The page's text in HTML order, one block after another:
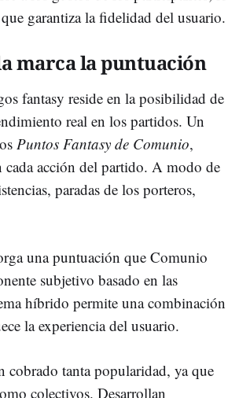
garantiza la fidelidad del usuario.
marca la puntuación
fantasy reside en la posibilidad de
real en los partidos. Un
Puntos Fantasy de Comunio,
cada acción del partido. A modo de
paradas de los porteros,
una puntuación que Comunio
subjetivo basado en las
híbrido permite una combinación
la experiencia del usuario.
cobrado tanta popularidad, ya que
colectivos. Desarrollan